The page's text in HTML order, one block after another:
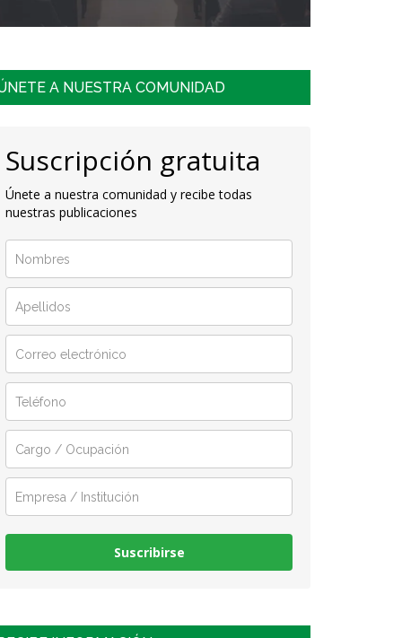
A NUESTRA COMUNIDAD
Suscripción gratuita
Únete a nuestra comunidad y recibe todas
nuestras publicaciones
Suscribirse